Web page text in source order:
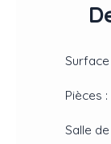
Surface
Pièces :
Salle